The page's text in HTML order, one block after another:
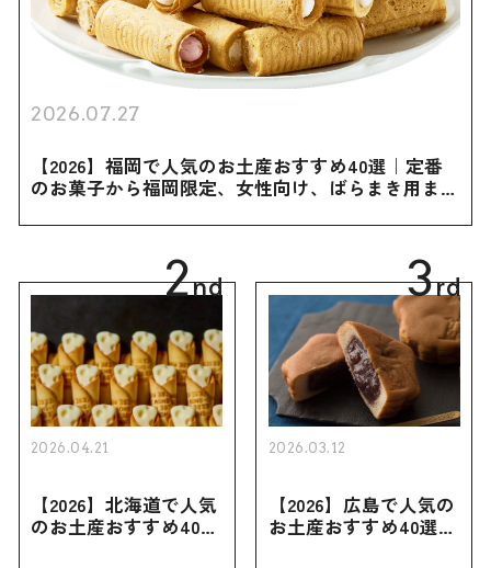
2026.07.27
【2026】福岡で人気のお土産おすすめ40選｜定番
のお菓子から福岡限定、女性向け、ばらまき用まで
2nd
2026.04.21
【2026】北海道で人気
のお土産おすすめ40選
3rd
2026.03.12
【2026】広島で人気の
お土産おすすめ40選｜